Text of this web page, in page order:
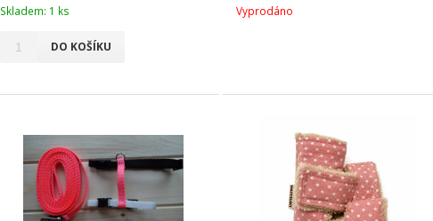
Skladem: 1 ks
DO KOŠÍKU
Vyprodáno